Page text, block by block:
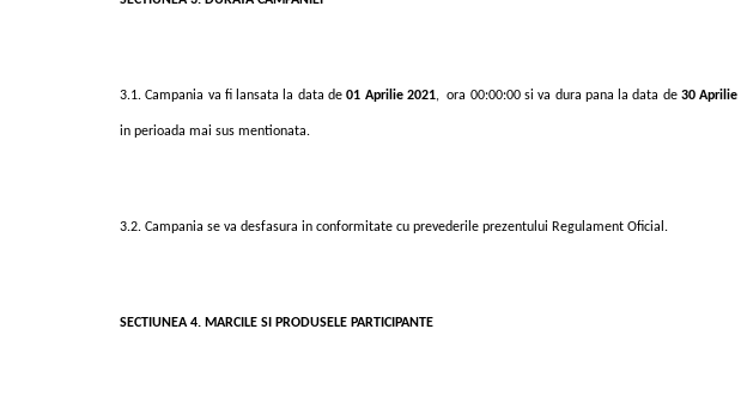
3.1. Campania va fi lansata la data de01 Aprilie 2021, ora 00:00:00 si va dura pana la data de 30 Aprilie
in perioada mai sus mentionata.
3.2. Campania se va desfasura in conformitate cu prevederile prezentului Regulament Oficial.
SECTIUNEA 4. MARCILE SI PRODUSELE PARTICIPANTE